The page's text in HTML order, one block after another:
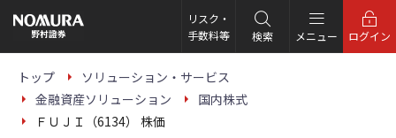
の
ー
リスク・
手数料等
検索 メニュー ログイン
トップ
ソリューション・サービス
金融資産ソリューション
国内株式
ＦＵＪＩ（6134） 株価